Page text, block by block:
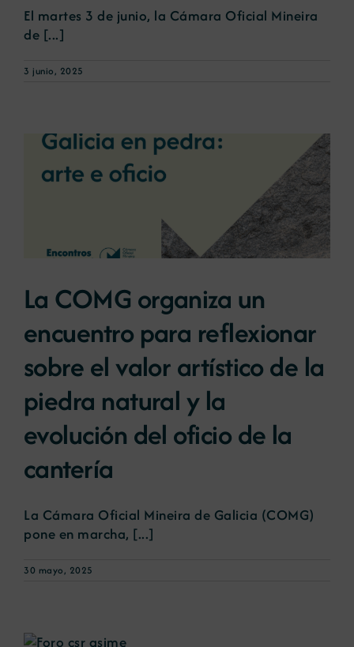
El martes 3 de junio, la Cámara Oficial Mineira
de [...]
3 junio, 2025
La COMG organiza un
encuentro para reflexionar
sobre el valor artístico de la
piedra natural y la
evolución del oficio de la
cantería
La Cámara Oficial Mineira de Galicia (COMG)
pone en marcha, [...]
30 mayo, 2025